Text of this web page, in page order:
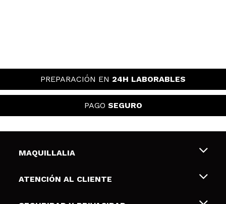
PREPARACIÓN EN 24H LABORABLES
PAGO SEGURO
MAQUILLALIA
Sobre nosotros
ATENCIÓN AL CLIENTE
Envíos y devoluciones